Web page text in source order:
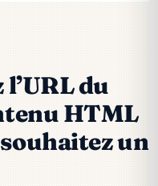
l’URL du
HTML
un